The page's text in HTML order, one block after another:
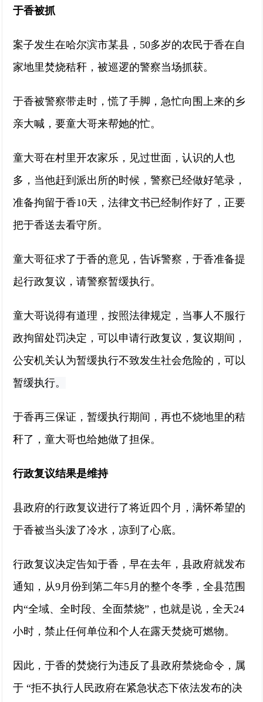
于香被抓
案子发生在哈尔滨市某县，50多岁的农民于香在自
家地里焚烧秸秆，被巡逻的警察当场抓获。
于香被警察带走时，慌了手脚，急忙向围上来的乡
亲大喊，要童大哥来帮她的忙。
童大哥在村里开农家乐，见过世面，认识的人也
多，当他赶到派出所的时候，警察已经做好笔录，
准备拘留于香10天，法律文书已经制作好了，正要
把于香送去看守所。
童大哥征求了于香的意见，告诉警察，于香准备提
起行政复议，请警察暂缓执行。
童大哥说得有道理，按照法律规定，当事人不服行
政拘留处罚决定，可以申请行政复议，复议期间，
公安机关认为暂缓执行不致发生社会危险的，可以
暂缓执行。
于香再三保证，暂缓执行期间，再也不烧地里的秸
秆了，童大哥也给她做了担保。
行政复议结果是维持
县政府的行政复议进行了将近四个月，满怀希望的
于香被当头泼了冷水，凉到了心底。
行政复议决定告知于香，早在去年，县政府就发布
通知，从9月份到第二年5月的整个冬季，全县范围
内“全域、全时段、全面禁烧”，也就是说，全天24
小时，禁止任何单位和个人在露天焚烧可燃物。
因此，于香的焚烧行为违反了县政府禁烧命令，属
于 “拒不执行人民政府在紧急状态下依法发布的决